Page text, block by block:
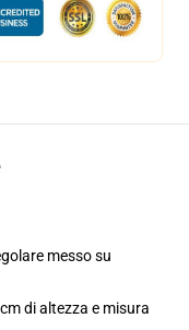
messo su
di altezza e misura